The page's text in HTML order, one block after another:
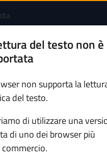
il
(apre in un'altra scheda).
di Temù
di residenza
il cambio
del testo non è
non supporta la
del testo.
di utilizzare una
di uno dei browser più